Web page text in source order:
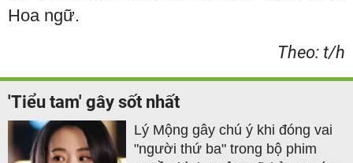
Hoa ngữ.
Theo: t/h
'Tiểu tam' gây sốt nhất
Lý Mộng gây chú ý khi đóng vai
"người thứ ba" trong bộ phim